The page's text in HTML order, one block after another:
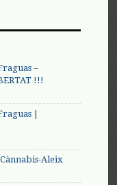
–
!!!
|
Aleix